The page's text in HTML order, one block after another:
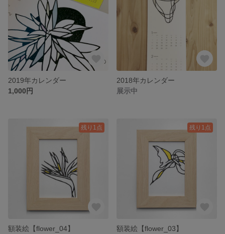
2019年カレンダー
1,000円
2018年カレンダー
展示中
残り1点
額装絵【flower_04】
残り1点
額装絵【flower_03】